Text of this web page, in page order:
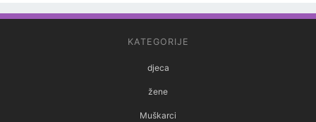
KATEGORIJE
djeca
žene
Muškarci